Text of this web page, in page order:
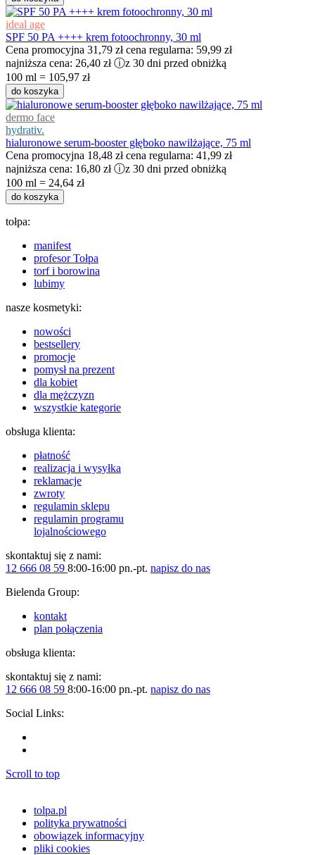
ideal age
SPF 50 PA ++++ krem fotoochronny, 30 ml
Cena promocyjna 31,79 zł cena regularna: 59,99 zł
najniższa cena: 26,40 zł ⓘz 30 dni przed obniżką
100 ml = 105,97 zł
do koszyka
dermo face
hydrativ.
hialuronowe serum-booster głęboko nawilżające, 75 ml
Cena promocyjna 18,48 zł cena regularna: 41,99 zł
najniższa cena: 16,80 zł ⓘz 30 dni przed obniżką
100 ml = 24,64 zł
do koszyka
tołpa:
manifest
profesor Tołpa
torf i borowina
lubimy
nasze kosmetyki:
nowości
bestsellery
promocje
pomysł na prezent
dla kobiet
dla mężczyzn
wszystkie kategorie
obsługa klienta:
płatność
realizacja i wysyłka
reklamacje
zwroty
regulamin sklepu
regulamin programu
lojalnościowego
skontaktuj się z nami:
12 666 08 59 8:00-16:00 pn.-pt. napisz do nas
Bielenda Group:
kontakt
plan połączenia
obsługa klienta:
skontaktuj się z nami:
12 666 08 59 8:00-16:00 pn.-pt. napisz do nas
Social Links:
Scroll to top
tolpa.pl
polityka prywatności
obowiązek informacyjny
pliki cookies